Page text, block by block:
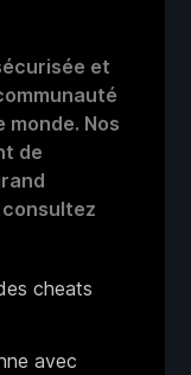
et
monde. Nos
de
consultez
cheats
avec